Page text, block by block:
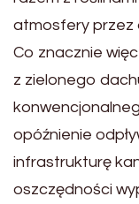
atmosfery przez
Co znacznie
z zielonego
opóźnienie
infrastrukturę
oszczędności